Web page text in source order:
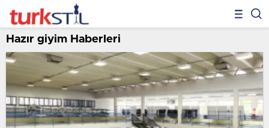
Hazır giyim Haberleri